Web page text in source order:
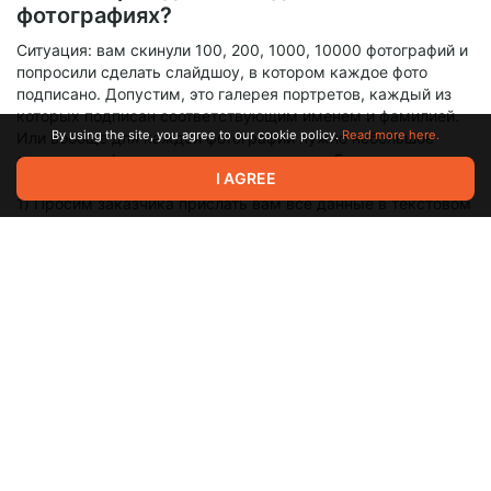
фотографиях?
Ситуация: вам скинули 100, 200, 1000, 10000 фотографий и
попросили сделать слайдшоу, в котором каждое фото
подписано. Допустим, это галерея портретов, каждый из
которых подписан соответствующим именем и фамилией.
Или вообще для каждой фотографии нужно небольшое
описание, а фоток у вас несколько сотен. Есть выход.
1) Просим заказчика прислать вам все данные в текстовом
By using the site, you agree to our cookie policy. Read more here.
I AGREE